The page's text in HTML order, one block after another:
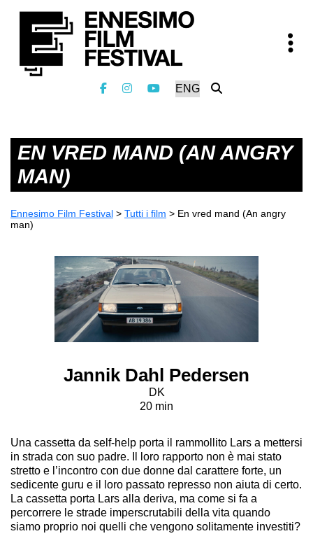
EN VRED MAND (AN ANGRY
MAN)
Ennesimo Film Festival > Tutti i film > En vred mand (An angry
man)
Jannik Dahl Pedersen
DK
20 min
Una cassetta da self-help porta il rammollito Lars a mettersi
in strada con suo padre. Il loro rapporto non è mai stato
stretto e l’incontro con due donne dal carattere forte, un
sedicente guru e il loro passato represso non aiuta di certo.
La cassetta porta Lars alla deriva, ma come si fa a
percorrere le strade imperscrutabili della vita quando
siamo proprio noi quelli che vengono solitamente investiti?